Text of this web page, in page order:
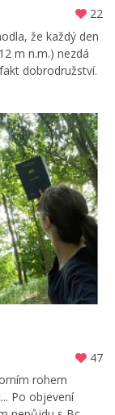
22
že každý den
m n.m.) nezdá
dobrodružství.
47
rohem
Po objevení